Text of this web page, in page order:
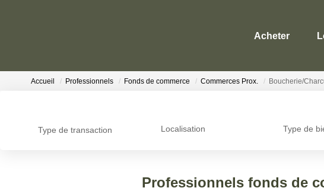
Acheter
Accueil Professionnels Fonds de commerce Commerces Prox. Boucherie/
Type de transaction Localisation Type de
Professionnels fonds de